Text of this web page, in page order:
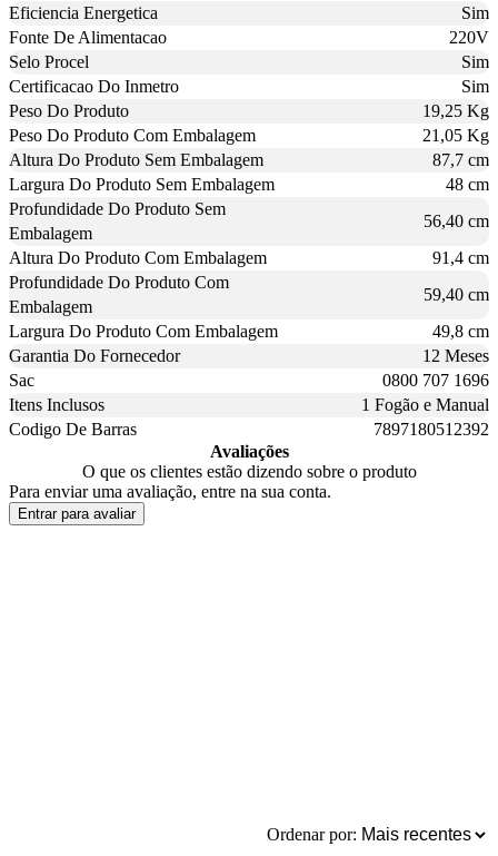
Eficiencia Energetica
Sim
Fonte De Alimentacao
220V
Selo Procel
Sim
Certificacao Do Inmetro
Sim
Peso Do Produto
19,25 Kg
Peso Do Produto Com Embalagem
21,05 Kg
Altura Do Produto Sem Embalagem
87,7 cm
Largura Do Produto Sem Embalagem
48 cm
Profundidade Do Produto Sem
Embalagem
56,40 cm
Altura Do Produto Com Embalagem
91,4 cm
Profundidade Do Produto Com
Embalagem
59,40 cm
Largura Do Produto Com Embalagem
49,8 cm
Garantia Do Fornecedor
12 Meses
Sac
0800 707 1696
Itens Inclusos
1 Fogão e Manual
Codigo De Barras
7897180512392
Avaliações
O que os clientes estão dizendo sobre o produto
Para enviar uma avaliação, entre na sua conta.
Entrar para avaliar
Ordenar por: